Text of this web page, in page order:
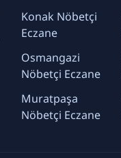
Konak Nöbetçi
Eczane
Osmangazi
Nöbetçi Eczane
Muratpaşa
Nöbetçi Eczane